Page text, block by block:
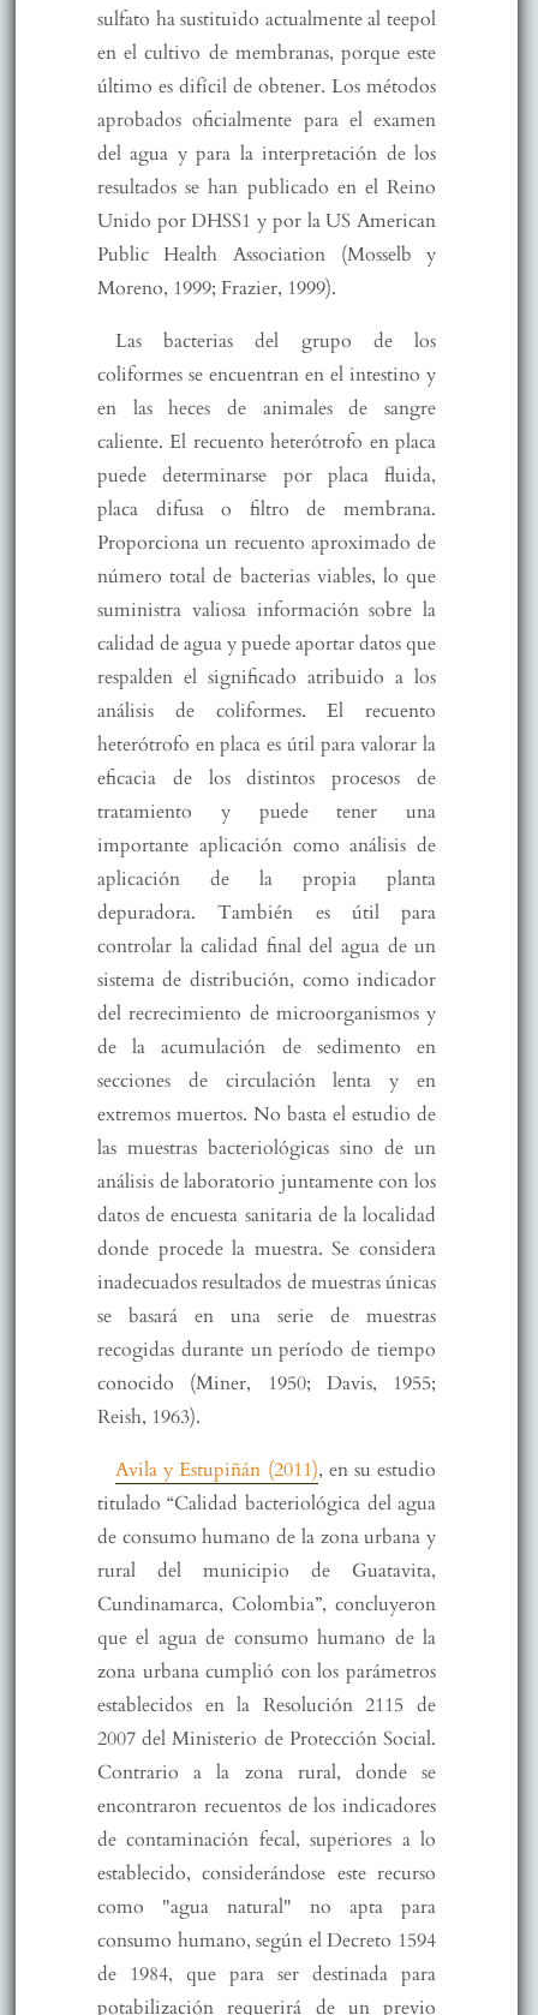
sulfato ha sustituido actualmente al teepol
en el cultivo de membranas, porque este
último es difícil de obtener. Los métodos
aprobados oficialmente para el examen
del agua y para la interpretación de los
resultados se han publicado en el Reino
Unido por DHSS1 y por la US American
Public Health Association (Mosselb y
Moreno, 1999; Frazier, 1999).
Las bacterias del grupo de los
coliformes se encuentran en el intestino y
en las heces de animales de sangre
caliente. El recuento heterótrofo en placa
puede determinarse por placa fluida,
placa difusa o filtro de membrana.
Proporciona un recuento aproximado de
número total de bacterias viables, lo que
suministra valiosa información sobre la
calidad de agua y puede aportar datos que
respalden el significado atribuido a los
análisis de coliformes. El recuento
heterótrofo en placa es útil para valorar la
eficacia de los distintos procesos de
tratamiento y puede tener una
importante aplicación como análisis de
aplicación de la propia planta
depuradora. También es útil para
controlar la calidad final del agua de un
sistema de distribución, como indicador
del recrecimiento de microorganismos y
de la acumulación de sedimento en
secciones de circulación lenta y en
extremos muertos. No basta el estudio de
las muestras bacteriológicas sino de un
análisis de laboratorio juntamente con los
datos de encuesta sanitaria de la localidad
donde procede la muestra. Se considera
inadecuados resultados de muestras únicas
se basará en una serie de muestras
recogidas durante un período de tiempo
conocido (Miner, 1950; Davis, 1955;
Reish, 1963).
Avila y Estupiñán (2011), en su estudio
titulado “Calidad bacteriológica del agua
de consumo humano de la zona urbana y
rural del municipio de Guatavita,
Cundinamarca, Colombia”, concluyeron
que el agua de consumo humano de la
zona urbana cumplió con los parámetros
establecidos en la Resolución 2115 de
2007 del Ministerio de Protección Social.
Contrario a la zona rural, donde se
encontraron recuentos de los indicadores
de contaminación fecal, superiores a lo
establecido, considerándose este recurso
como "agua natural" no apta para
consumo humano, según el Decreto 1594
de 1984, que para ser destinada para
potabilización requerirá de un previo